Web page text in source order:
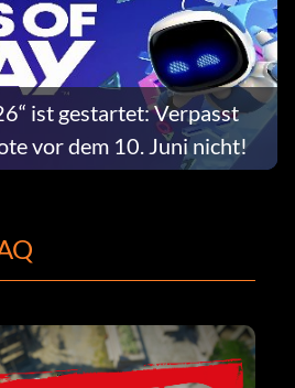
ist gestartet: Verpasst
vor dem 10. Juni nicht!